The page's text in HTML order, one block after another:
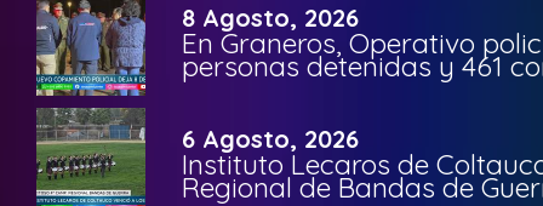
8 Agosto, 2026
En Graneros, Operativo
personas detenidas y 461
6 Agosto, 2026
Instituto Lecaros de
Regional de Bandas de